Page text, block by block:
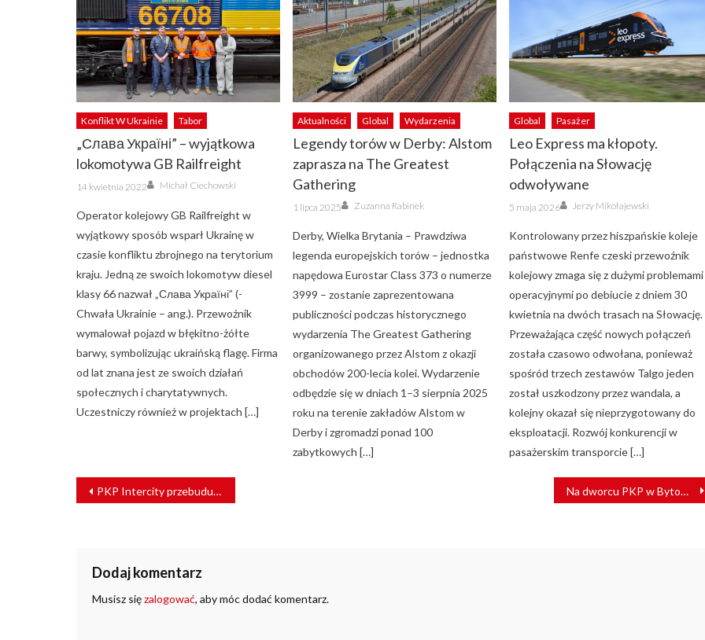
Konflikt W Ukrainie Tabor
„Слава Україні” – wyjątkowa
lokomotywa GB Railfreight
Posted
on
14 kwietnia 2022 Author
Michał Ciechowski
Operator kolejowy GB Railfreight w
wyjątkowy sposób wsparł Ukrainę w
czasie konfliktu zbrojnego na terytorium
kraju. Jedną ze swoich lokomotyw diesel
klasy 66 nazwał „Слава Україні” (-
Chwała Ukrainie – ang.). Przewoźnik
wymalował pojazd w błękitno-żółte
barwy, symbolizując ukraińską flagę. Firma
od lat znana jest ze swoich działań
społecznych i charytatywnych.
Uczestniczy również w projektach […]
Aktualności Global Wydarzenia
Legendy torów w Derby: Alstom
zaprasza na The Greatest
Gathering
Posted
on
1 lipca 2025 Author
Zuzanna Rabinek
Derby, Wielka Brytania – Prawdziwa
legenda europejskich torów – jednostka
napędowa Eurostar Class 373 o numerze
3999 – zostanie zaprezentowana
publiczności podczas historycznego
wydarzenia The Greatest Gathering
organizowanego przez Alstom z okazji
obchodów 200-lecia kolei. Wydarzenie
odbędzie się w dniach 1–3 sierpnia 2025
roku na terenie zakładów Alstom w
Derby i zgromadzi ponad 100
zabytkowych […]
Global Pasażer
Leo Express ma kłopoty.
Połączenia na Słowację
odwoływane
Posted
on
5 maja 2026 Author
Jerzy Mikołajewski
Kontrolowany przez hiszpańskie koleje
państwowe Renfe czeski przewoźnik
kolejowy zmaga się z dużymi problemami
operacyjnymi po debiucie z dniem 30
kwietnia na dwóch trasach na Słowację.
Przeważająca część nowych połączeń
została czasowo odwołana, ponieważ
spośród trzech zestawów Talgo jeden
został uszkodzony przez wandala, a
kolejny okazał się nieprzygotowany do
eksploatacji. Rozwój konkurencji w
pasażerskim transporcie […]
NAWIGACJA
WPISU
PKP Intercity przebuduje bocznicę kolejową Kraków Główny Na dworcu PKP w Bytomiu mężczyzna wpadł pod pociąg
Dodaj komentarz
Musisz sięzalogować, aby móc dodać komentarz.